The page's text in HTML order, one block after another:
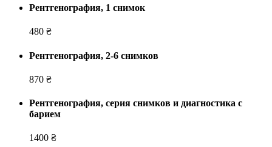
Рентгенография, 1 снимок
480 ₴
Рентгенография, 2-6 снимков
870 ₴
Рентгенография, серия снимков и диагностика с
барием
1400 ₴